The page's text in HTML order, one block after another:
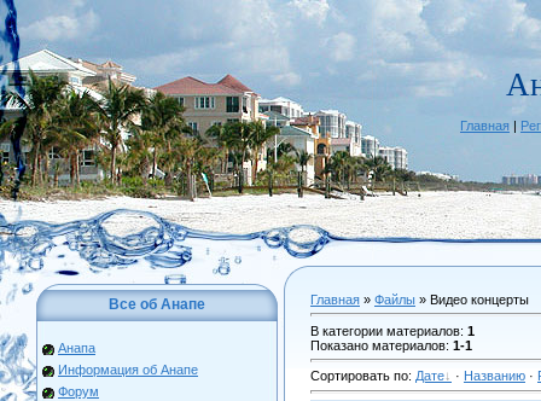
Главная |
Все об Анапе
Анапа
Информация об Анапе
Форум
Главная » Файлы » Видео концерты
В категории материалов: 1
Показано материалов: 1-1
Сортировать по: Дате · Названию ·